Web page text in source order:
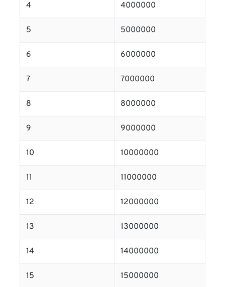
4 4000000
5 5000000
6 6000000
7 7000000
8 8000000
9 9000000
10 10000000
11 11000000
12 12000000
13 13000000
14 14000000
15 15000000